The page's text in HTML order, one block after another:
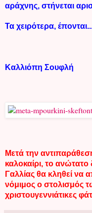
αράχνης, στήνεται
Τα χειρότερα,
Καλλιόπη Σουφλή
Μετά την
καλοκαίρι, το ανώτατο
Γαλλίας θα κληθεί να
νόμιμος ο στολισμός
χριστουγεννιάτικες